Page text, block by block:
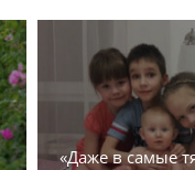
«Даже в самые